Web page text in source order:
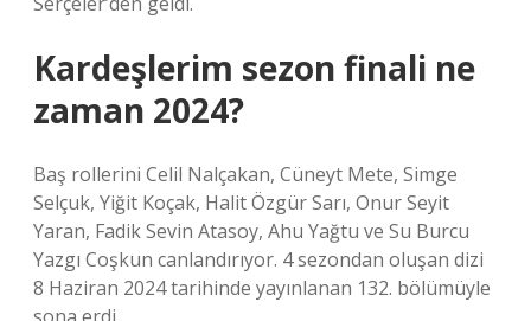
Kardeşlerim sezon finali ne
zaman 2024?
Baş rollerini Celil Nalçakan, Cüneyt Mete, Simge
Selçuk, Yiğit Koçak, Halit Özgür Sarı, Onur Seyit
Yaran, Fadik Sevin Atasoy, Ahu Yağtu ve Su Burcu
Yazgı Coşkun canlandırıyor. 4 sezondan oluşan dizi
8 Haziran 2024 tarihinde yayınlanan 132. bölümüyle